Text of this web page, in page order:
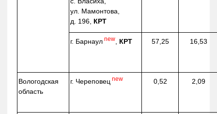
ул. Мамонтова,
д. 196, КРТ
г. Барнаул new КРТ 57,25 16,53
Вологодская
область
г. Череповец new 0,52 2,09